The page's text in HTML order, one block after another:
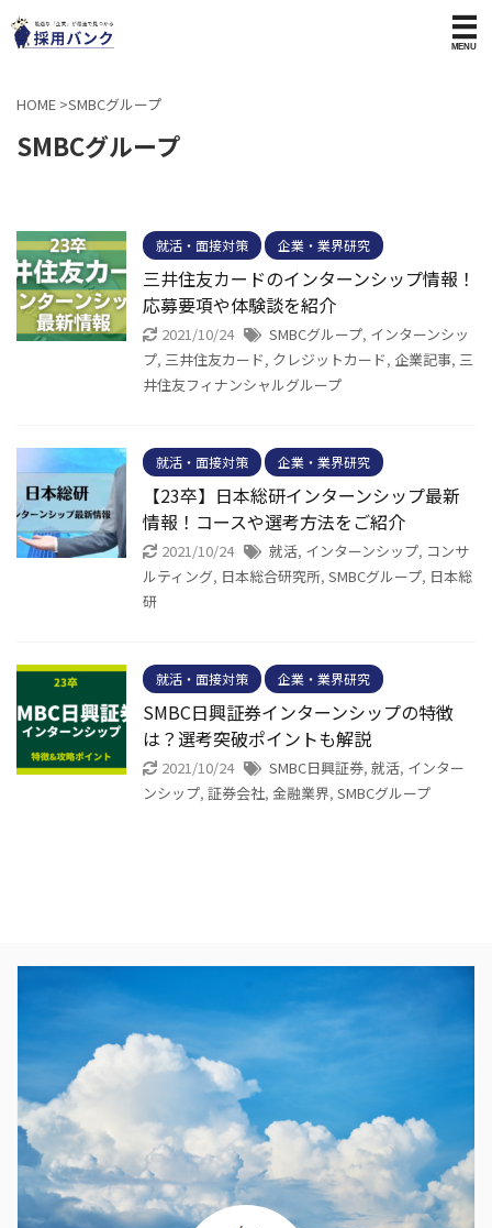
HOME >SMBCグループ
SMBCグループ
就活・面接対策 企業・業界研究
三井住友カードのインターンシップ情報！
応募要項や体験談を紹介
2021/10/24 SMBCグループ, インターンシッ
プ, 三井住友カード, クレジットカード, 企業記事, 三
井住友フィナンシャルグループ
就活・面接対策 企業・業界研究
【23卒】日本総研インターンシップ最新
情報！コースや選考方法をご紹介
2021/10/24 就活, インターンシップ, コンサ
ルティング, 日本総合研究所, SMBCグループ, 日本総
研
就活・面接対策 企業・業界研究
SMBC日興証券インターンシップの特徴
は？選考突破ポイントも解説
2021/10/24 SMBC日興証券, 就活, インター
ンシップ, 証券会社, 金融業界, SMBCグループ